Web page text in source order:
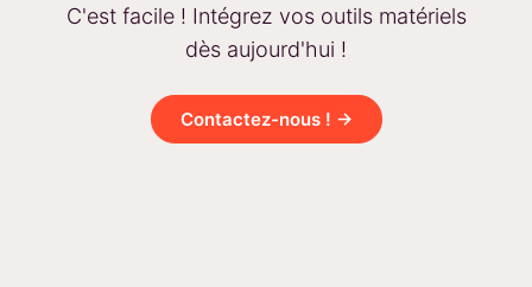
C'est facile ! Intégrez vos outils matériels
dès aujourd'hui !
Contactez-nous ! →